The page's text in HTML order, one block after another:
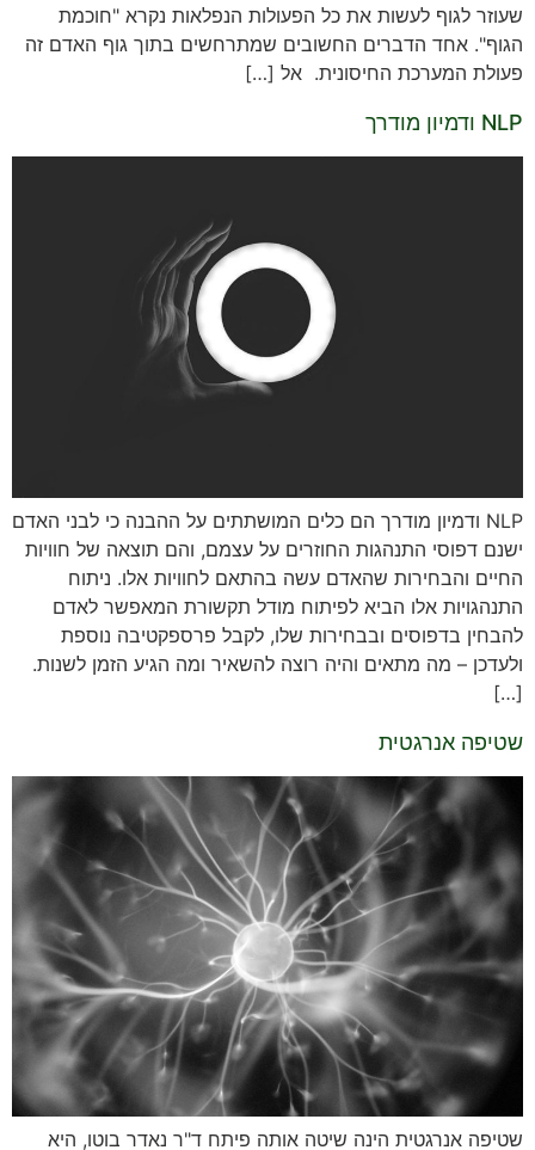
שעוזר לגוף לעשות את כל הפעולות הנפלאות נקרא "חוכמת
הגוף". אחד הדברים החשובים שמתרחשים בתוך גוף האדם זה
פעולת המערכת החיסונית. אל […]
NLP ודמיון מודרך
NLP ודמיון מודרך הם כלים המושתתים על ההבנה כי לבני האדם
ישנם דפוסי התנהגות החוזרים על עצמם, והם תוצאה של חוויות
החיים והבחירות שהאדם עשה בהתאם לחוויות אלו. ניתוח
התנהגויות אלו הביא לפיתוח מודל תקשורת המאפשר לאדם
להבחין בדפוסים ובבחירות שלו, לקבל פרספקטיבה נוספת
ולעדכן – מה מתאים והיה רוצה להשאיר ומה הגיע הזמן לשנות.
[…]
שטיפה אנרגטית
שטיפה אנרגטית הינה שיטה אותה פיתח ד"ר נאדר בוטו, היא